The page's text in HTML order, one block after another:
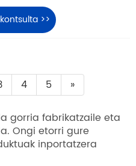
>>
4 5 »
gorria fabrikatzaile eta
Ongi etorri gure
inportatzera